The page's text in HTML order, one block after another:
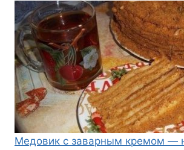
Медовик с заварным кремом —